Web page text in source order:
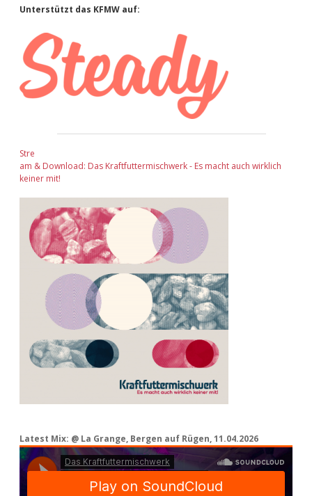
Sidebar
Unterstützt das KFMW auf:
Stre
am & Download: Das Kraftfuttermischwerk - Es macht auch wirklich
keiner mit!
Latest Mix: @ La Grange, Bergen auf Rügen, 11.04.2026